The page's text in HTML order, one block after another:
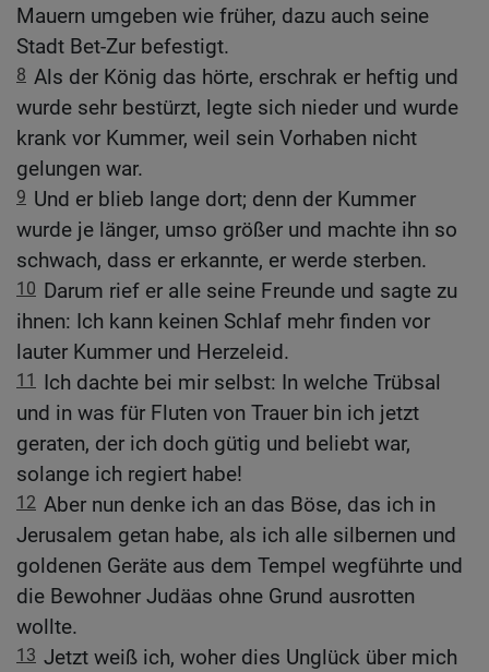
Mauern umgeben wie früher, dazu auch seine
Stadt Bet-Zur befestigt.
8 Als der König das hörte, erschrak er heftig und
wurde sehr bestürzt, legte sich nieder und wurde
krank vor Kummer, weil sein Vorhaben nicht
gelungen war.
9 Und er blieb lange dort; denn der Kummer
wurde je länger, umso größer und machte ihn so
schwach, dass er erkannte, er werde sterben.
10 Darum rief er alle seine Freunde und sagte zu
ihnen: Ich kann keinen Schlaf mehr finden vor
lauter Kummer und Herzeleid.
11
Ich dachte bei mir selbst: In welche Trübsal
und in was für Fluten von Trauer bin ich jetzt
geraten, der ich doch gütig und beliebt war,
solange ich regiert habe!
12 Aber nun denke ich an das Böse, das ich in
Jerusalem getan habe, als ich alle silbernen und
goldenen Geräte aus dem Tempel wegführte und
die Bewohner Judäas ohne Grund ausrotten
wollte.
13 Jetzt weiß ich, woher dies Unglück über mich